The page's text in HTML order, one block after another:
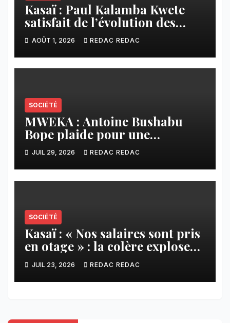
Kasaï : Paul Kalamba Kwete
satisfait de l’évolution des
travaux routiers exécutés par
SAFRIMEX
AOÛT 1, 2026 REDAC REDAC
SOCIÉTÉ
MWEKA : Antoine Bushabu
Bope plaide pour une
meilleure prise en compte des
communautés locales dans la
réforme sur le crédit carbone.
JUIL 29, 2026 REDAC REDAC
SOCIÉTÉ
Kasaï : « Nos salaires sont pris
en otage » : la colère explose
contre ADVANS Banque à
Tshikapa
JUIL 23, 2026 REDAC REDAC